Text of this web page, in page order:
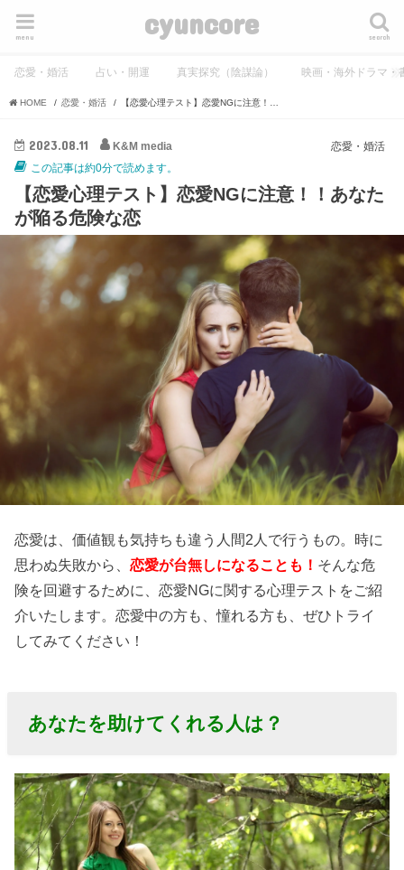
cyuncore search
menu
恋愛・婚活 占い・開運 真実探究（陰謀論） 映画・海外ドラマ・
HOME 恋愛・婚活
恋愛・婚活
2023.08.11
K&M media
この記事は約0分で読めます。
【恋愛心理テスト】恋愛NGに注意！！あなた
が陥る危険な恋
恋愛は、価値観も気持ちも違う人間2人で行うもの。時に
思わぬ失敗から、恋愛が台無しになることも！ そんな危
険を回避するために、恋愛NGに関する心理テストをご紹
介いたします。恋愛中の方も、憧れる方も、ぜひトライ
してみてください！
あなたを助けてくれる人は？